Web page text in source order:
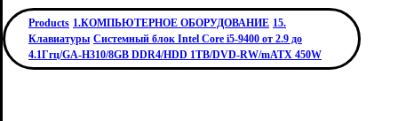
Products 1.КОМПЬЮТЕРНОЕ ОБОРУДОВАНИЕ 15.
Клавиатуры Системный блок Intel Core i5-9400 от 2.9 до
4.1Ггц/GA-H310/8GB DDR4/HDD 1TB/DVD-RW/mATX 450W